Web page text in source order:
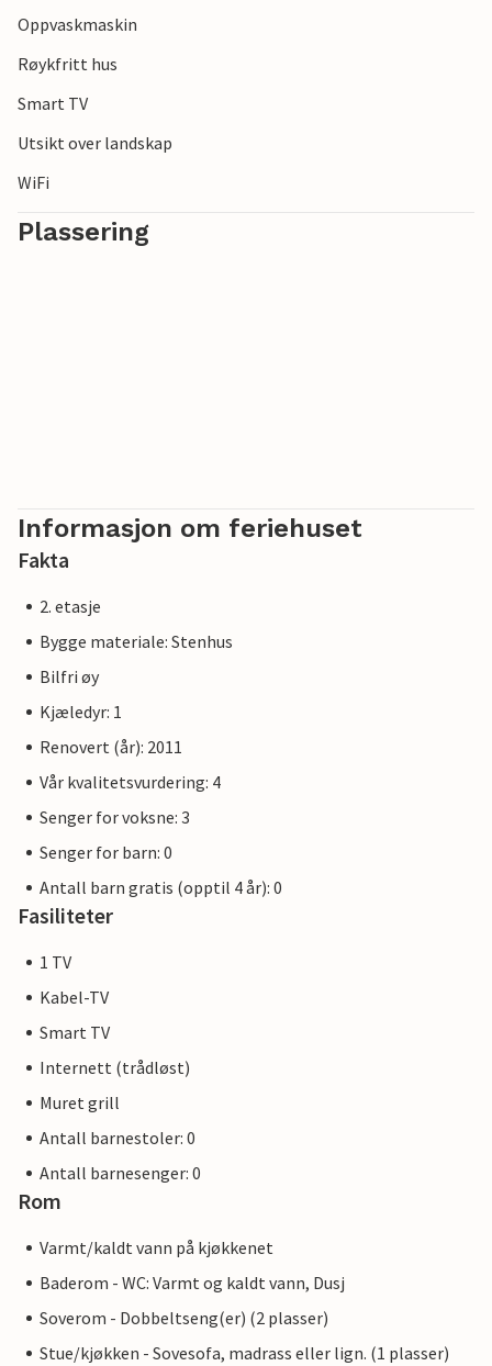
Oppvaskmaskin
Røykfritt hus
Smart TV
Utsikt over landskap
WiFi
Plassering
Informasjon om feriehuset
Fakta
2. etasje
Bygge materiale: Stenhus
Bilfri øy
Kjæledyr: 1
Renovert (år): 2011
Vår kvalitetsvurdering: 4
Senger for voksne: 3
Senger for barn: 0
Antall barn gratis (opptil 4 år): 0
Fasiliteter
1 TV
Kabel-TV
Smart TV
Internett (trådløst)
Muret grill
Antall barnestoler: 0
Antall barnesenger: 0
Rom
Varmt/kaldt vann på kjøkkenet
Baderom - WC: Varmt og kaldt vann, Dusj
Soverom - Dobbeltseng(er) (2 plasser)
Stue/kjøkken - Sovesofa, madrass eller lign. (1 plasser)